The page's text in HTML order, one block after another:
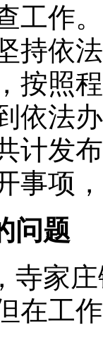
工作
持依
按照
依法
计发
事项
问题
寺家
在工